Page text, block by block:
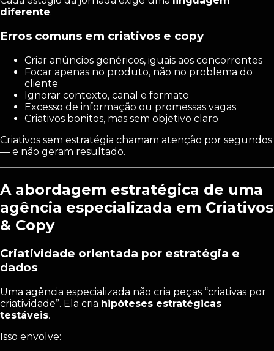
diferente.
Erros comuns em criativos e copy
Criar anúncios genéricos, iguais aos concorrentes
Focar apenas no produto, não no problema do
cliente
Ignorar contexto, canal e formato
Excesso de informação ou promessas vagas
Criativos bonitos, mas sem objetivo claro
Criativos sem estratégia chamam atenção por segundos
— e não geram resultado.
A abordagem estratégica de uma
agência especializada em Criativos
& Copy
Criatividade orientada por estratégia e
dados
Uma agência especializada não cria peças “criativas por
criatividade”. Ela cria hipóteses estratégicas
testáveis.
Isso envolve: